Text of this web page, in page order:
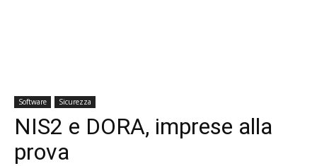
Software Sicurezza
NIS2 e DORA, imprese alla
prova